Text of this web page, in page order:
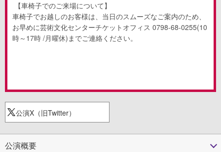
【車椅子でのご来場について】
車椅子でお越しのお客様は、当日のスムーズなご案内のため、
お早めに芸術文化センターチケットオフィス 0798-68-0255(10
時～ 17時 /月曜休)までご連絡ください。
公演X（旧Twitter）
公演概要